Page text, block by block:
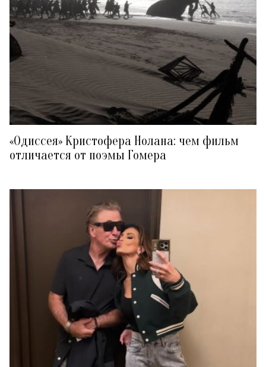
«Одиссея» Кристофера Нолана: чем фильм
отличается от поэмы Гомера